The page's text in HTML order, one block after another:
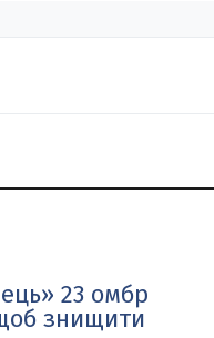
23 омбр
знищити